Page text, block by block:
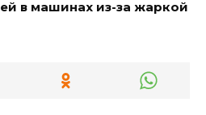
в машинах из-за жаркой